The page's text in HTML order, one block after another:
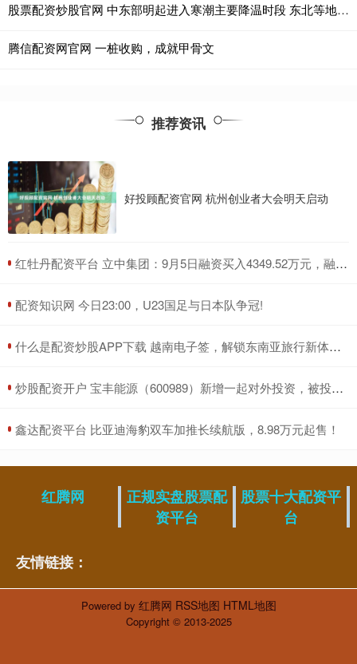
股票配资炒股官网 中东部明起进入寒潮主要降温时段 东北等地降雪来袭
腾信配资网官网 一桩收购，成就甲骨文
推荐资讯
好投顾配资官网 杭州创业者大会明天启动
​红牡丹配资平台 立中集团：9月5日融资买入4349.52万元，融资融券余额2.84亿元
​配资知识网 今日23:00，U23国足与日本队争冠!
​什么是配资炒股APP下载 越南电子签，解锁东南亚旅行新体验！_签证_护照_游客
​炒股配资开户 宝丰能源（600989）新增一起对外投资，被投资公司为北京北交联合羚跃肆号股权投资中心（有限合伙）
​鑫达配资平台 比亚迪海豹双车加推长续航版，8.98万元起售！
红腾网
正规实盘股票配
资平台
股票十大配资平
台
友情链接：
Powered by 红腾网 RSS地图 HTML地图
Copyright © 2013-2025